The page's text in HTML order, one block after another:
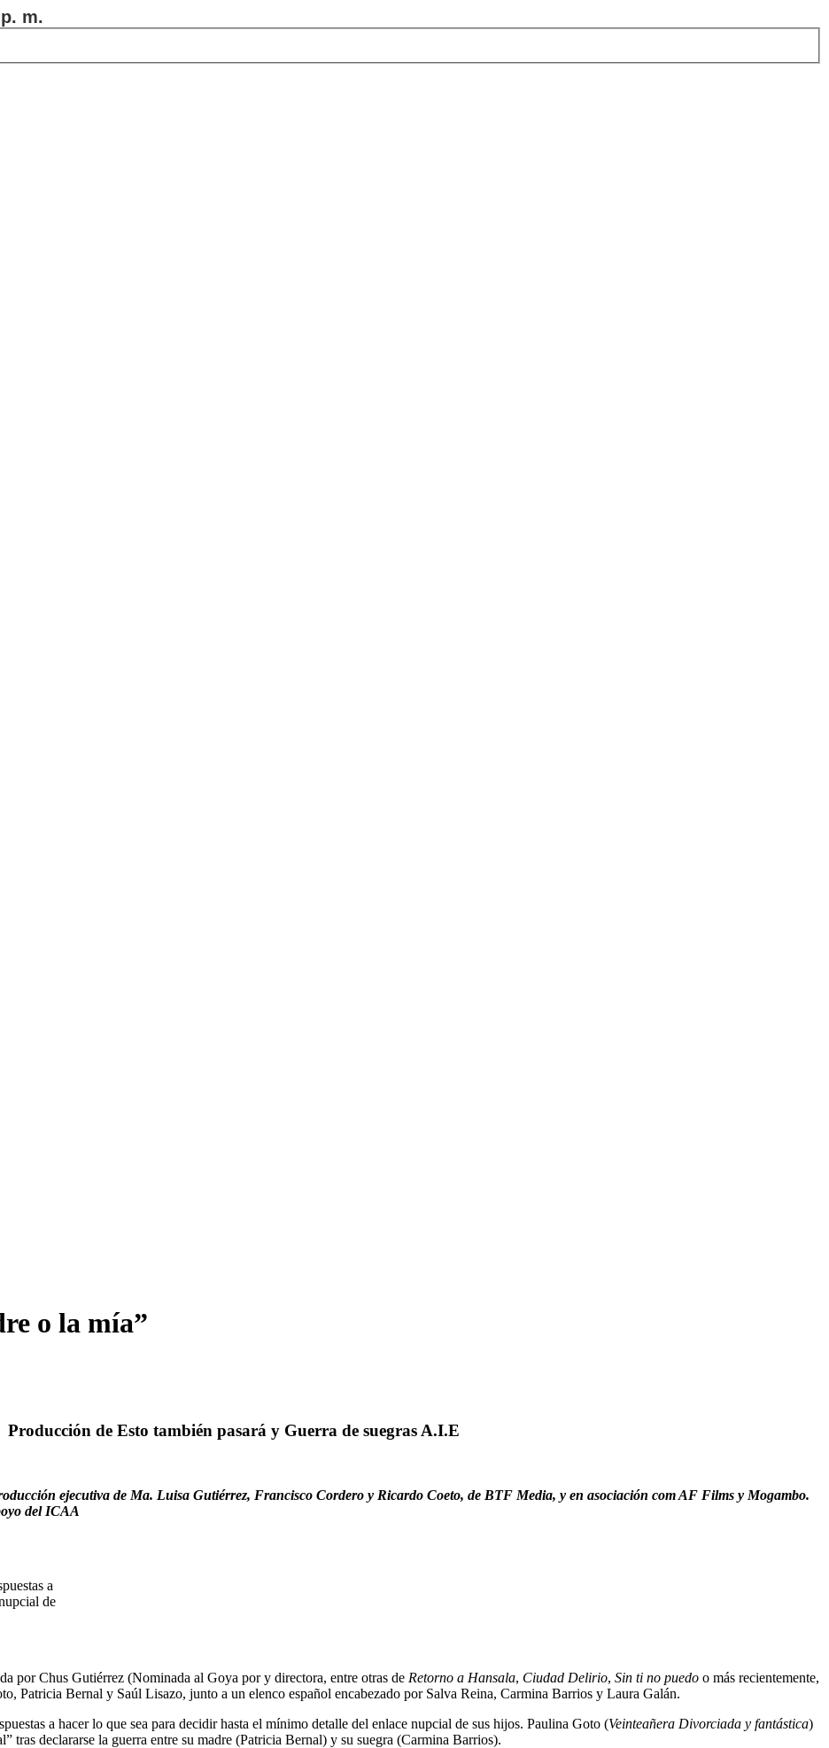
m.
o la mía”
Producción de Esto también pasará y Guerra de suegras A.I.E
ejecutiva de Ma. Luisa Gutiérrez, Francisco Cordero y Ricardo Coeto, de BTF Media, y en asociación com AF Films y Mogambo.
del ICAA
a
de
por Chus Gutiérrez (Nominada al Goya por y directora, entre otras de Retorno a Hansala, Ciudad Delirio, Sin ti no puedo o más recientemente,
Patricia Bernal y Saúl Lisazo, junto a un elenco español encabezado por Salva Reina, Carmina Barrios y Laura Galán.
a hacer lo que sea para decidir hasta el mínimo detalle del enlace nupcial de sus hijos. Paulina Goto (Veinteañera Divorciada y fantástica)
tras declararse la guerra entre su madre (Patricia Bernal) y su suegra (Carmina Barrios).